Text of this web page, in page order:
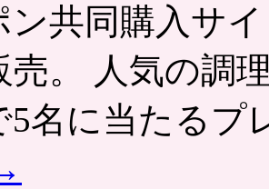
ン共同購入サ
売。 人気の調
5名に当たる